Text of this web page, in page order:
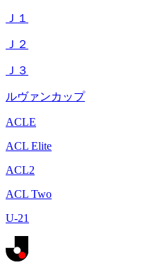
Ｊ１
Ｊ２
Ｊ３
ルヴァンカップ
ACLE
ACL Elite
ACL2
ACL Two
U-21